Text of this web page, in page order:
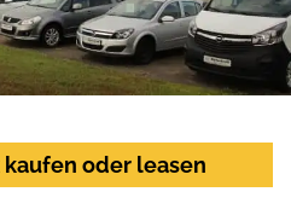
kaufen oder leasen